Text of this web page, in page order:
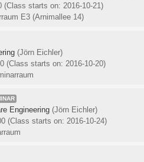
(Class starts on: 2016-10-21)
E3 (Arnimallee 14)
(Jörn Eichler)
(Class starts on: 2016-10-20)
Engineering (Jörn Eichler)
(Class starts on: 2016-10-24)